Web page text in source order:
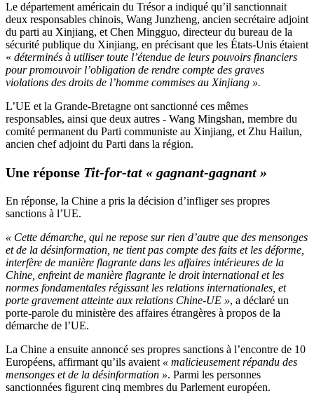
Le département américain du Trésor a indiqué qu’il sanctionnait
deux responsables chinois, Wang Junzheng, ancien secrétaire adjoint
du parti au Xinjiang, et Chen Mingguo, directeur du bureau de la
sécurité publique du Xinjiang, en précisant que les États-Unis étaient
« déterminés à utiliser toute l’étendue de leurs pouvoirs financiers
pour promouvoir l’obligation de rendre compte des graves
violations des droits de l’homme commises au Xinjiang ».
L’UE et la Grande-Bretagne ont sanctionné ces mêmes
responsables, ainsi que deux autres - Wang Mingshan, membre du
comité permanent du Parti communiste au Xinjiang, et Zhu Hailun,
ancien chef adjoint du Parti dans la région.
Une réponse Tit-for-tat « gagnant-gagnant »
En réponse, la Chine a pris la décision d’infliger ses propres
sanctions à l’UE.
« Cette démarche, qui ne repose sur rien d’autre que des mensonges
et de la désinformation, ne tient pas compte des faits et les déforme,
interfère de manière flagrante dans les affaires intérieures de la
Chine, enfreint de manière flagrante le droit international et les
normes fondamentales régissant les relations internationales, et
porte gravement atteinte aux relations Chine-UE », a déclaré un
porte-parole du ministère des affaires étrangères à propos de la
démarche de l’UE.
La Chine a ensuite annoncé ses propres sanctions à l’encontre de 10
Européens, affirmant qu’ils avaient « malicieusement répandu des
mensonges et de la désinformation ». Parmi les personnes
sanctionnées figurent cinq membres du Parlement européen.